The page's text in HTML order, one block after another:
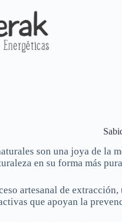
son una joya de la
en su forma más
artesanal de
que apoyan la